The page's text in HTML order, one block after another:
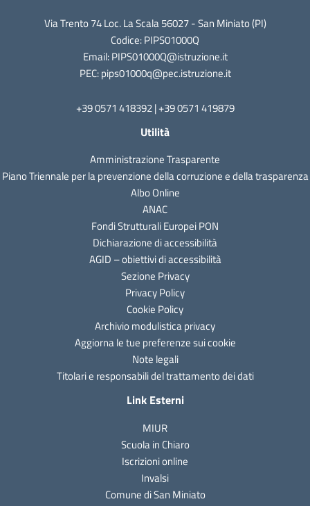
Via Trento 74 Loc. La Scala 56027 - San Miniato (PI)
Codice: PIPS01000Q
Email: PIPS01000Q@istruzione.it
PEC: pips01000q@pec.istruzione.it
+39 0571 418392 | +39 0571 419879
Utilità
Amministrazione Trasparente
Piano Triennale per la prevenzione della corruzione e della trasparenza
Albo Online
ANAC
Fondi Strutturali Europei PON
Dichiarazione di accessibilità
AGID – obiettivi di accessibilità
Sezione Privacy
Privacy Policy
Cookie Policy
Archivio modulistica privacy
Aggiorna le tue preferenze sui cookie
Note legali
Titolari e responsabili del trattamento dei dati
Link Esterni
MIUR
Scuola in Chiaro
Iscrizioni online
Invalsi
Comune di San Miniato